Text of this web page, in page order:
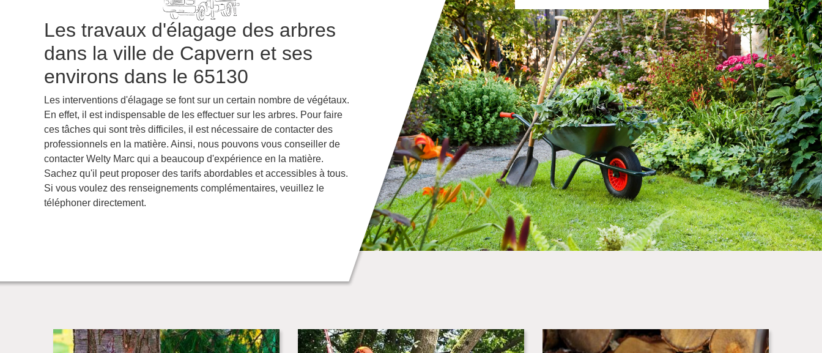
Les travaux d'élagage des arbres
dans la ville de Capvern et ses
environs dans le 65130
Les interventions d'élagage se font sur un certain nombre de végétaux.
En effet, il est indispensable de les effectuer sur les arbres. Pour faire
ces tâches qui sont très difficiles, il est nécessaire de contacter des
professionnels en la matière. Ainsi, nous pouvons vous conseiller de
contacter Welty Marc qui a beaucoup d'expérience en la matière.
Sachez qu'il peut proposer des tarifs abordables et accessibles à tous.
Si vous voulez des renseignements complémentaires, veuillez le
téléphoner directement.